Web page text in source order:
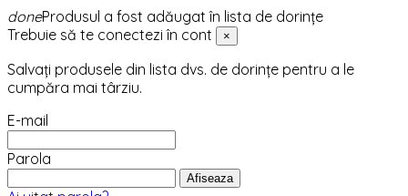
doneProdusul a fost adăugat în lista de dorințe
Trebuie să te conectezi în cont
×
Salvați produsele din lista dvs. de dorințe pentru a le
cumpăra mai târziu.
E-mail
Parola
Afiseaza